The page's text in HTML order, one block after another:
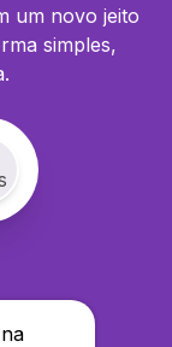
um novo jeito
simples,